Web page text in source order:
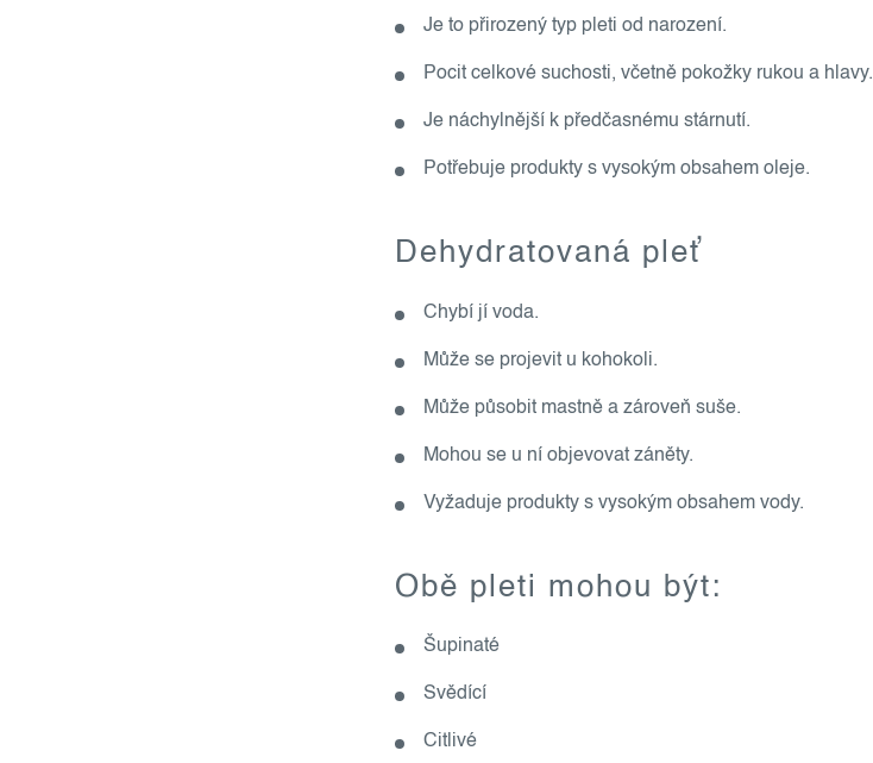
Je to přirozený typ pleti od narození.
Pocit celkové suchosti, včetně pokožky rukou a hlavy.
Je náchylnější k předčasnému stárnutí.
Potřebuje produkty s vysokým obsahem oleje.
Dehydratovaná pleť
Chybí jí voda.
Může se projevit u kohokoli.
Může působit mastně a zároveň suše.
Mohou se u ní objevovat záněty.
Vyžaduje produkty s vysokým obsahem vody.
Obě pleti mohou být:
Šupinaté
Svědící
Citlivé